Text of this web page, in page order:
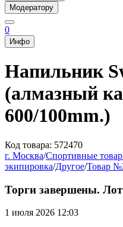
Модератору
0
Инфо
Напильник
(алмазный
600/100mm.)
Код товара: 572470
г. Москва/Спортивные
экипировка/Другое/Товар
Торги завершены.
1 июля 2026 12:03